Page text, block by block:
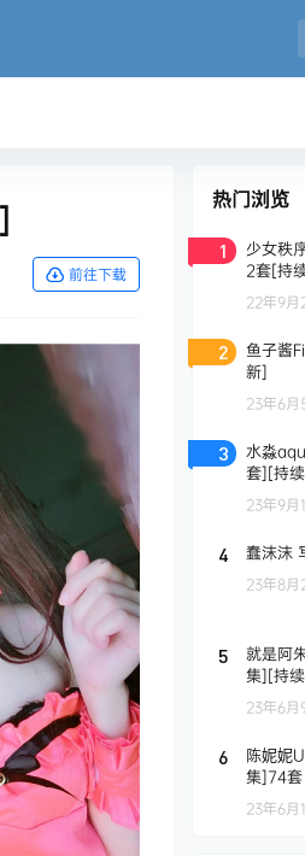
前往下载
热门浏览
1
少女秩
2套[持
22年9月
2
鱼子酱
新]
23年6月
3
水淼
套][持
23年9月
4 蠢沫沫
23年8月
5
就是阿
集][持
23年6月
6
陈妮妮
集]74套
23年6月